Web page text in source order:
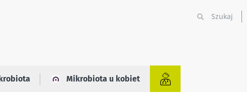
Mikrobiota u kobiet